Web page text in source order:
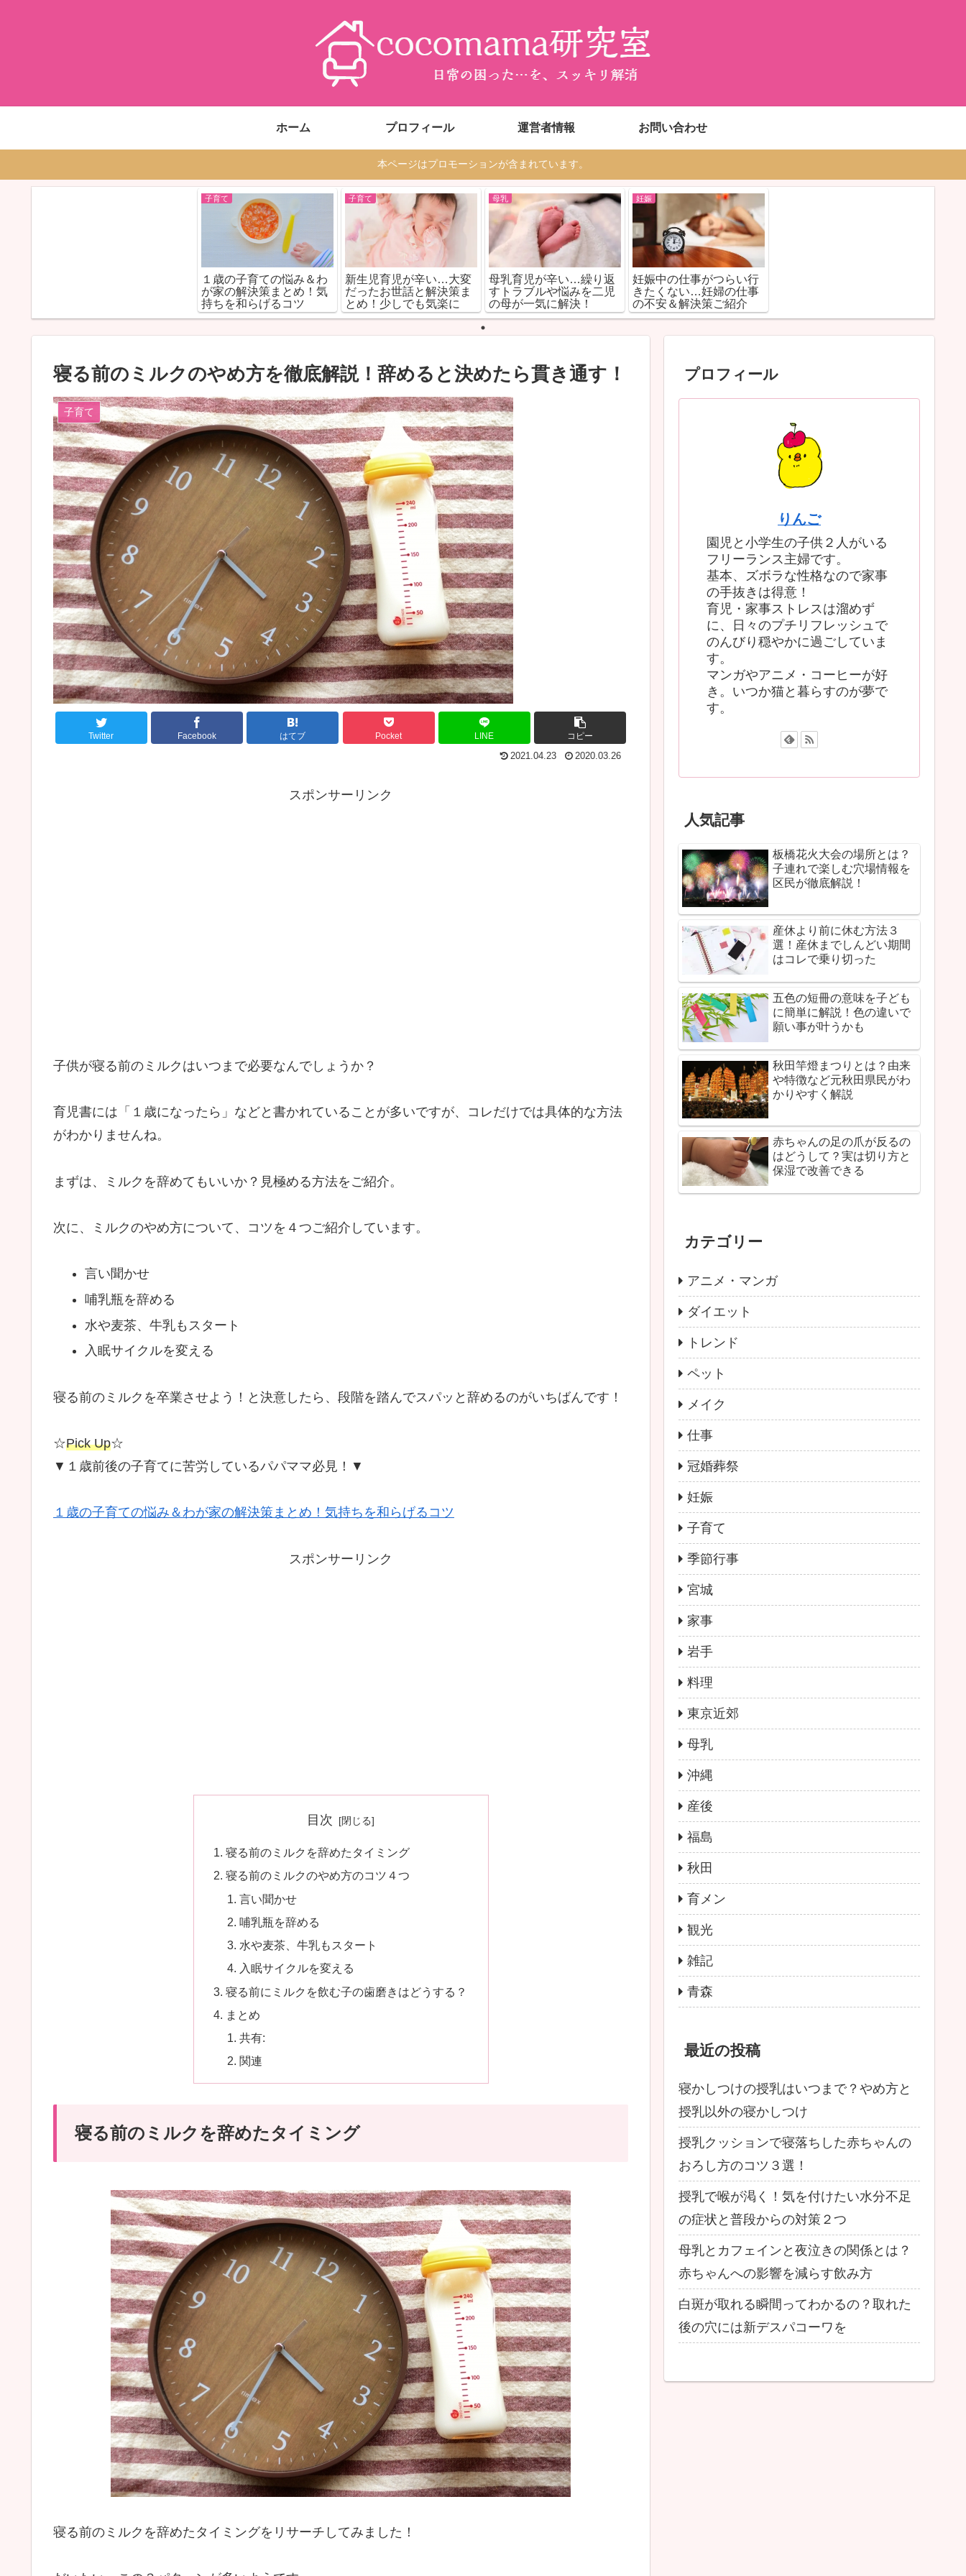
ホーム プロフィール 運営者情報 お問い合わせ
本ページはプロモーションが含まれています。
子育て
１歳の子育ての悩み＆わ
が家の解決策まとめ！気
持ちを和らげるコツ
子育て
新生児育児が辛い…大変
だったお世話と解決策ま
とめ！少しでも気楽に
母乳
母乳育児が辛い…繰り返
すトラブルや悩みを二児
の母が一気に解決！
妊娠
妊娠中の仕事がつらい行
きたくない…妊婦の仕事
の不安＆解決策ご紹介
寝る前のミルクのやめ方を徹底解説！辞めると決めたら貫き通す！
子育て
Twitter Facebook はてブ Pocket LINE コピー
2021.04.23 2020.03.26
スポンサーリンク
子供が寝る前のミルクはいつまで必要なんでしょうか？
育児書には「１歳になったら」などと書かれていることが多いですが、コレだけでは具体的な方法
がわかりませんね。
まずは、ミルクを辞めてもいいか？見極める方法をご紹介。
次に、ミルクのやめ方について、コツを４つご紹介しています。
言い聞かせ
哺乳瓶を辞める
水や麦茶、牛乳もスタート
入眠サイクルを変える
寝る前のミルクを卒業させよう！と決意したら、段階を踏んでスパッと辞めるのがいちばんです！
☆Pick Up☆
▼１歳前後の子育てに苦労しているパパママ必見！▼
１歳の子育ての悩み＆わが家の解決策まとめ！気持ちを和らげるコツ
スポンサーリンク
目次
寝る前のミルクを辞めたタイミング
寝る前のミルクのやめ方のコツ４つ
言い聞かせ
哺乳瓶を辞める
水や麦茶、牛乳もスタート
入眠サイクルを変える
寝る前にミルクを飲む子の歯磨きはどうする？
まとめ
共有:
関連
寝る前のミルクを辞めたタイミング
寝る前のミルクを辞めたタイミングをリサーチしてみました！
プロフィール
りんご
園児と小学生の子供２人がいる
フリーランス主婦です。
基本、ズボラな性格なので家事
の手抜きは得意！
育児・家事ストレスは溜めず
に、日々のプチリフレッシュで
のんびり穏やかに過ごしていま
す。
マンガやアニメ・コーヒーが好
き。いつか猫と暮らすのが夢で
す。
人気記事
板橋花火大会の場所とは？
子連れで楽しむ穴場情報を
区民が徹底解説！
産休より前に休む方法３
選！産休までしんどい期間
はコレで乗り切った
五色の短冊の意味を子ども
に簡単に解説！色の違いで
願い事が叶うかも
秋田竿燈まつりとは？由来
や特徴など元秋田県民がわ
かりやすく解説
赤ちゃんの足の爪が反るの
はどうして？実は切り方と
保湿で改善できる
カテゴリー
アニメ・マンガ
ダイエット
トレンド
ペット
メイク
仕事
冠婚葬祭
妊娠
子育て
季節行事
宮城
家事
岩手
料理
東京近郊
母乳
沖縄
産後
福島
秋田
育メン
観光
雑記
青森
最近の投稿
寝かしつけの授乳はいつまで？やめ方と
授乳以外の寝かしつけ
授乳クッションで寝落ちした赤ちゃんの
おろし方のコツ３選！
授乳で喉が渇く！気を付けたい水分不足
の症状と普段からの対策２つ
母乳とカフェインと夜泣きの関係とは？
赤ちゃんへの影響を減らす飲み方
白斑が取れる瞬間ってわかるの？取れた
後の穴には新デスパコーワを